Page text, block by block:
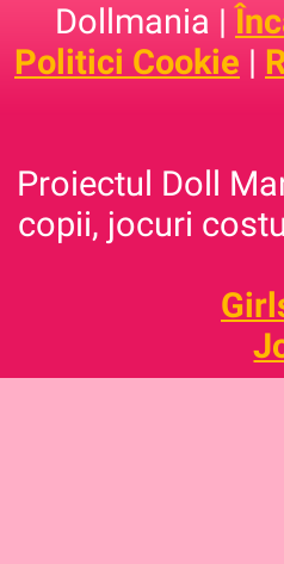
Dollmania |
Politici Cookie |
Proiectul Doll
copii, jocuri